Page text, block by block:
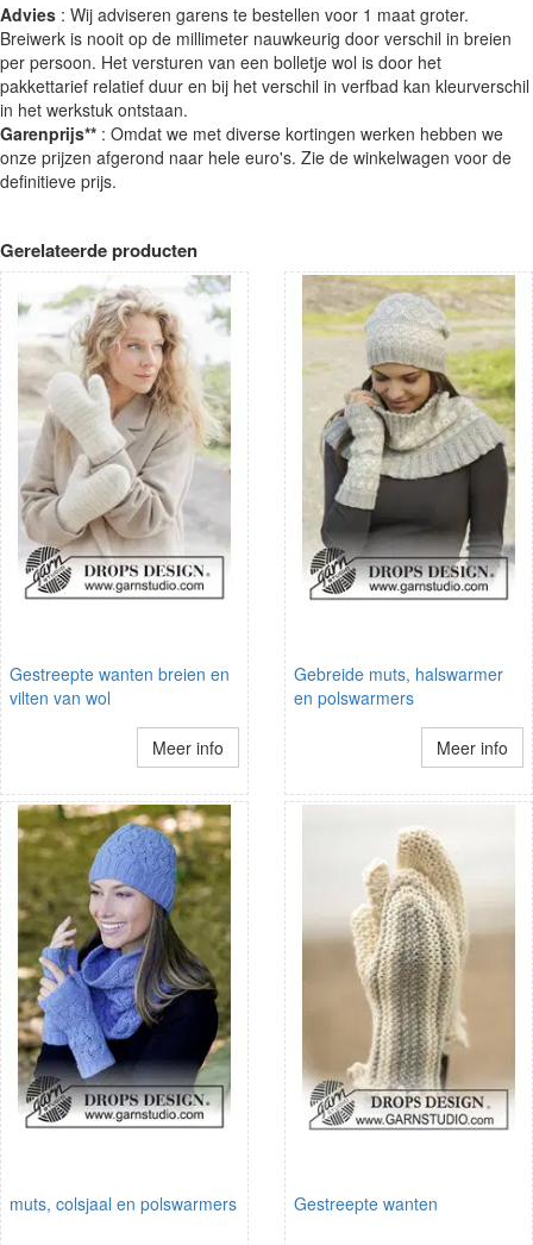
Advies : Wij adviseren garens te bestellen voor 1 maat groter.
Breiwerk is nooit op de millimeter nauwkeurig door verschil in breien
per persoon. Het versturen van een bolletje wol is door het
pakkettarief relatief duur en bij het verschil in verfbad kan kleurverschil
in het werkstuk ontstaan.
Garenprijs** : Omdat we met diverse kortingen werken hebben we
onze prijzen afgerond naar hele euro's. Zie de winkelwagen voor de
definitieve prijs.
Gerelateerde producten
Gestreepte wanten breien en
vilten van wol
Meer info
Gebreide muts, halswarmer
en polswarmers
Meer info
muts, colsjaal en polswarmers Gestreepte wanten